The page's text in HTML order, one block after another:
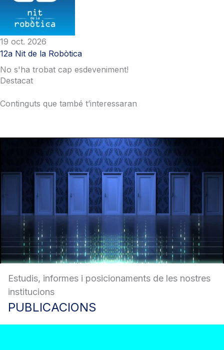
19 oct. 2026
12a Nit de la Robòtica
No s'ha trobat cap esdeveniment!
Destacat
Continguts que també t’interessaran
Estudis, informes i posicionaments de les nostres
institucions
PUBLICACIONS